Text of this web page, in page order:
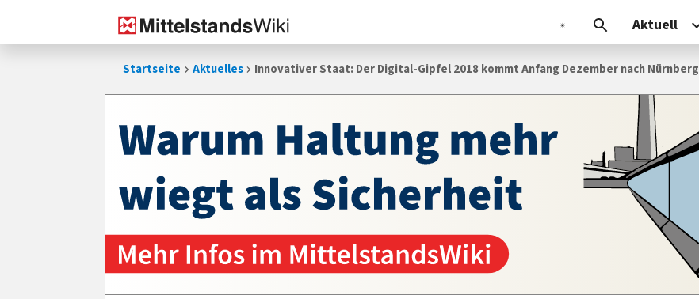
Aktuell
Startseite Aktuelles Innovativer Staat: Der Digital-Gipfel 2018 kommt An­fang De­zem­ber nach Nürnberg